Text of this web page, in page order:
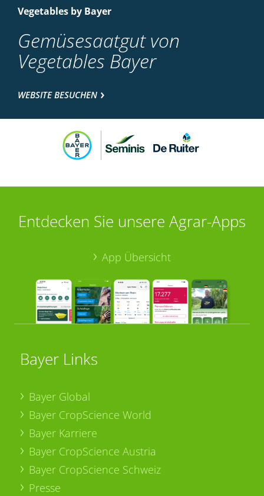
Vegetables by Bayer
Gemüsesaatgut von
Vegetables Bayer
WEBSITE BESUCHEN
Entdecken Sie unsere Agrar-Apps
App Übersicht
Bayer Links
Bayer Global
Bayer CropScience World
Bayer Karriere
Bayer CropScience Austria
Bayer CropScience Schweiz
Presse